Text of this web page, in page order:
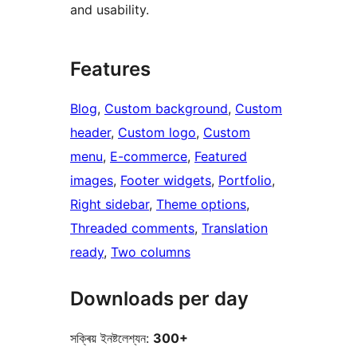
and usability.
Features
Blog, Custom background, Custom
header, Custom logo, Custom
menu, E-commerce, Featured
images, Footer widgets, Portfolio
Right sidebar, Theme options
Threaded comments, Translation
ready, Two columns
Downloads per day
সক্ৰিয় ইনষ্টলেশ্যন: 300+